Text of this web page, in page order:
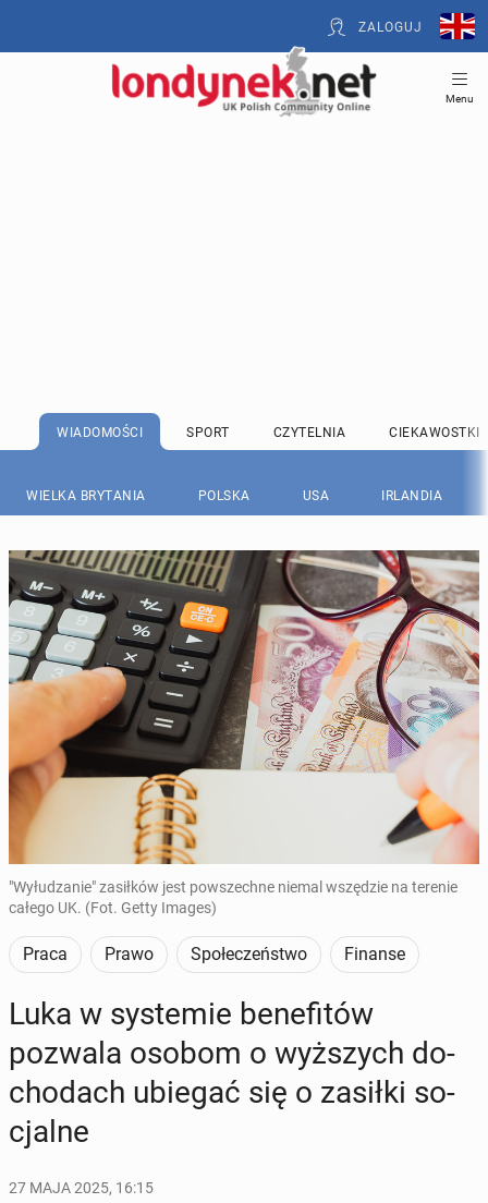
ZALOGUJ
Menu
WIADOMOŚCI SPORT CZYTELNIA CIEKAWOSTKI
WIELKA BRYTANIA POLSKA USA IRLANDIA
"Wyłudzanie" zasiłków jest powszechne niemal wszędzie na terenie
całego UK. (Fot. Getty Images)
Praca Prawo Społeczeństwo Finanse
Luka w sys­te­mie be­ne­fi­tów
pozwala osobom o wyż­szych do­
cho­dach ubiegać się o zasiłki so­
cjal­ne
27 MAJA 2025, 16:15